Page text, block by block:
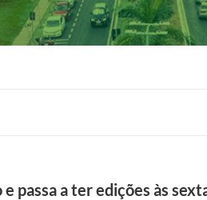
passa a ter edições às